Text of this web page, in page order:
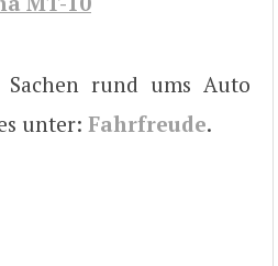
rund ums Auto
unter: Fahrfreude.